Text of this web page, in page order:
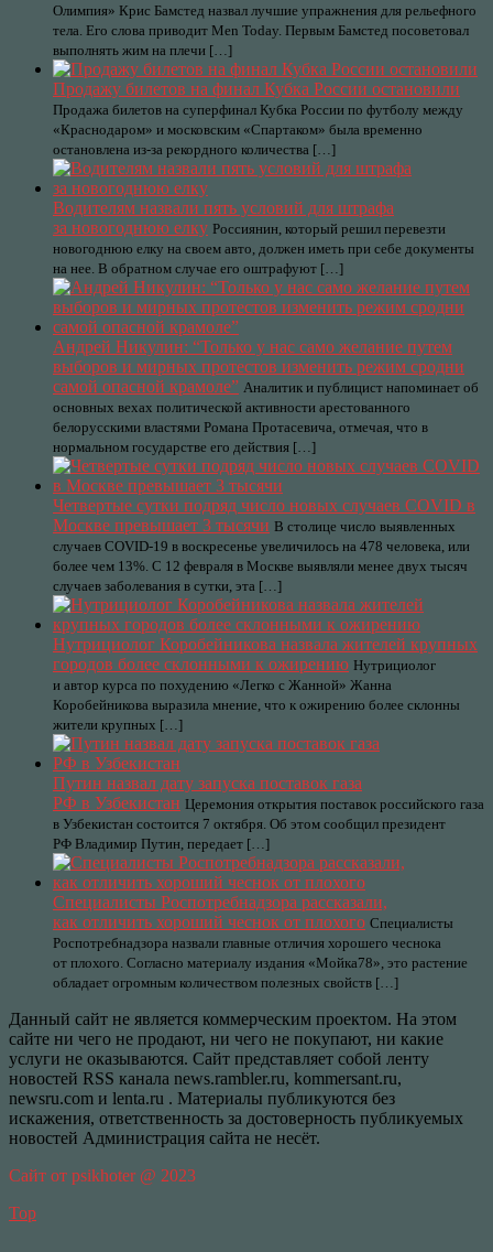
Олимпия» Крис Бамстед назвал лучшие упражнения для рельефного
тела. Его слова приводит Men Today. Первым Бамстед посоветовал
выполнять жим на плечи […]
Продажу билетов на финал Кубка России остановили
Продажа билетов на суперфинал Кубка России по футболу между
«Краснодаром» и московским «Спартаком» была временно
остановлена из-за рекордного количества […]
Водителям назвали пять условий для штрафа
за новогоднюю елку Россиянин, который решил перевезти
новогоднюю елку на своем авто, должен иметь при себе документы
на нее. В обратном случае его оштрафуют […]
Андрей Никулин: “Только у нас само желание путем
выборов и мирных протестов изменить режим сродни
самой опасной крамоле” Аналитик и публицист напоминает об
основных вехах политической активности арестованного
белорусскими властями Романа Протасевича, отмечая, что в
нормальном государстве его действия […]
Четвертые сутки подряд число новых случаев COVID в
Москве превышает 3 тысячи В столице число выявленных
случаев COVID-19 в воскресенье увеличилось на 478 человека, или
более чем 13%. С 12 февраля в Москве выявляли менее двух тысяч
случаев заболевания в сутки, эта […]
Нутрициолог Коробейникова назвала жителей крупных
городов более склонными к ожирению Нутрициолог
и автор курса по похудению «Легко с Жанной» Жанна
Коробейникова выразила мнение, что к ожирению более склонны
жители крупных […]
Путин назвал дату запуска поставок газа
РФ в Узбекистан Церемония открытия поставок российского газа
в Узбекистан состоится 7 октября. Об этом сообщил президент
РФ Владимир Путин, передает […]
Специалисты Роспотребнадзора рассказали,
как отличить хороший чеснок от плохого Специалисты
Роспотребнадзора назвали главные отличия хорошего чеснока
от плохого. Согласно материалу издания «Мойка78», это растение
обладает огромным количеством полезных свойств […]
Данный сайт не является коммерческим проектом. На этом
сайте ни чего не продают, ни чего не покупают, ни какие
услуги не оказываются. Сайт представляет собой ленту
новостей RSS канала news.rambler.ru, kommersant.ru,
newsru.com и lenta.ru . Материалы публикуются без
искажения, ответственность за достоверность публикуемых
новостей Администрация сайта не несёт.
Сайт от psikhoter @ 2023
Top